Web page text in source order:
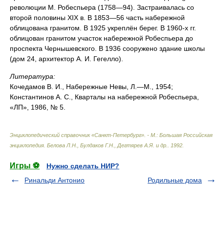
революции М. Робеспьера (1758—94). Застраивалась со
второй половины XIX в. В 1853—56 часть набережной
облицована гранитом. В 1925 укреплён берег. В 1960-х гг.
облицован гранитом участок набережной Робеспьера до
проспекта Чернышевского. В 1936 сооружено здание школы
(дом 24, архитектор А. И. Гегелло).
Литература:
Кочедамов В. И., Набережные Невы, Л.—М., 1954;
Константинов А. С., Кварталы на набережной Робеспьера,
«ЛП», 1986, № 5.
Энциклопедический справочник «Санкт-Петербург». - М.: Большая Российская
энциклопедия Белова Л.Н., Булдаков Г.Н., Дегтярев А.Я. и др. 1992
Игры ⚽
Нужно сделать НИР?
Ринальди Антонио
Родильные дома